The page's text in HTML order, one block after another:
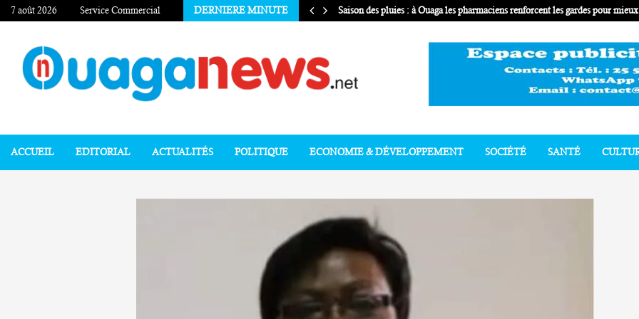
7 août 2026 Service Commercial DERNIERE MINUTE Saison des pluies : à Ouaga les pharmaciens renforcent les gardes pour
ACCUEIL EDITORIAL ACTUALITÉS POLITIQUE ECONOMIE & DÉVELOPPEMENT SOCIÉTÉ SANTÉ